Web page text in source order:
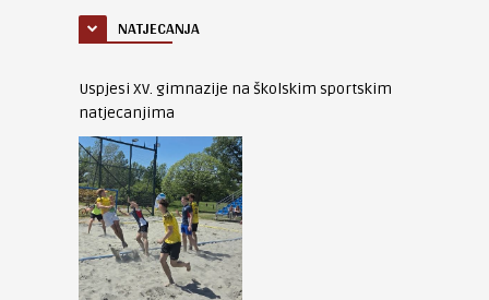
NATJECANJA
Uspjesi XV. gimnazije na školskim sportskim
natjecanjima